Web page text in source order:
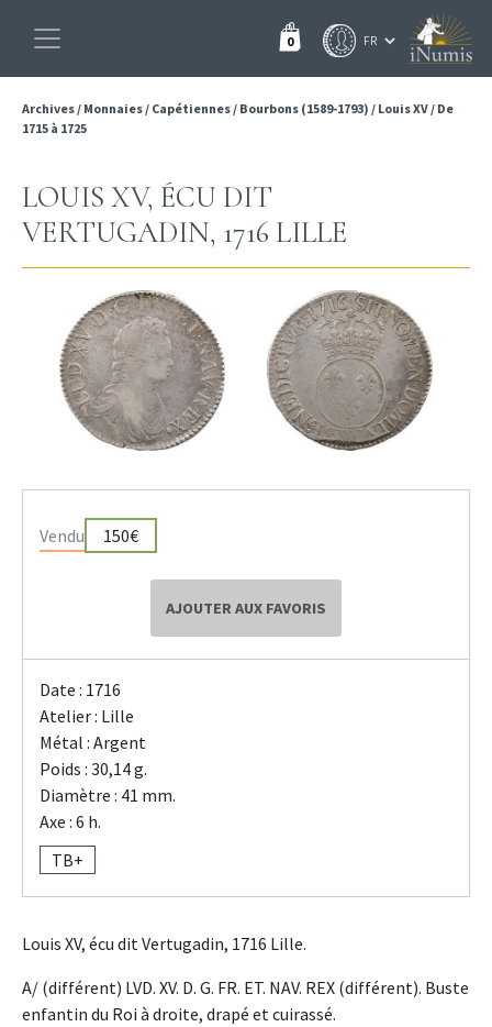
0
Archives/ Monnaies/ Capétiennes/ Bourbons (1589-1793) / Louis XV/ De
1715 à 1725
LOUIS XV, ÉCU DIT
VERTUGADIN, 1716 LILLE
Vendu 150€
AJOUTER AUX FAVORIS
Date : 1716
Atelier : Lille
Métal : Argent
Poids : 30,14 g.
Diamètre : 41 mm.
Axe : 6 h.
TB+
Louis XV, écu dit Vertugadin, 1716 Lille.
A/ (différent) LVD. XV. D. G. FR. ET. NAV. REX (différent). Buste
enfantin du Roi à droite, drapé et cuirassé.